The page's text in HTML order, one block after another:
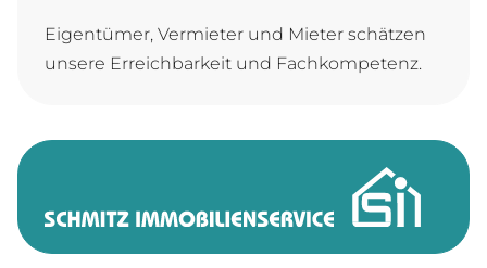
Eigentümer, Vermieter und Mieter schätzen
unsere Erreichbarkeit und Fachkompetenz.